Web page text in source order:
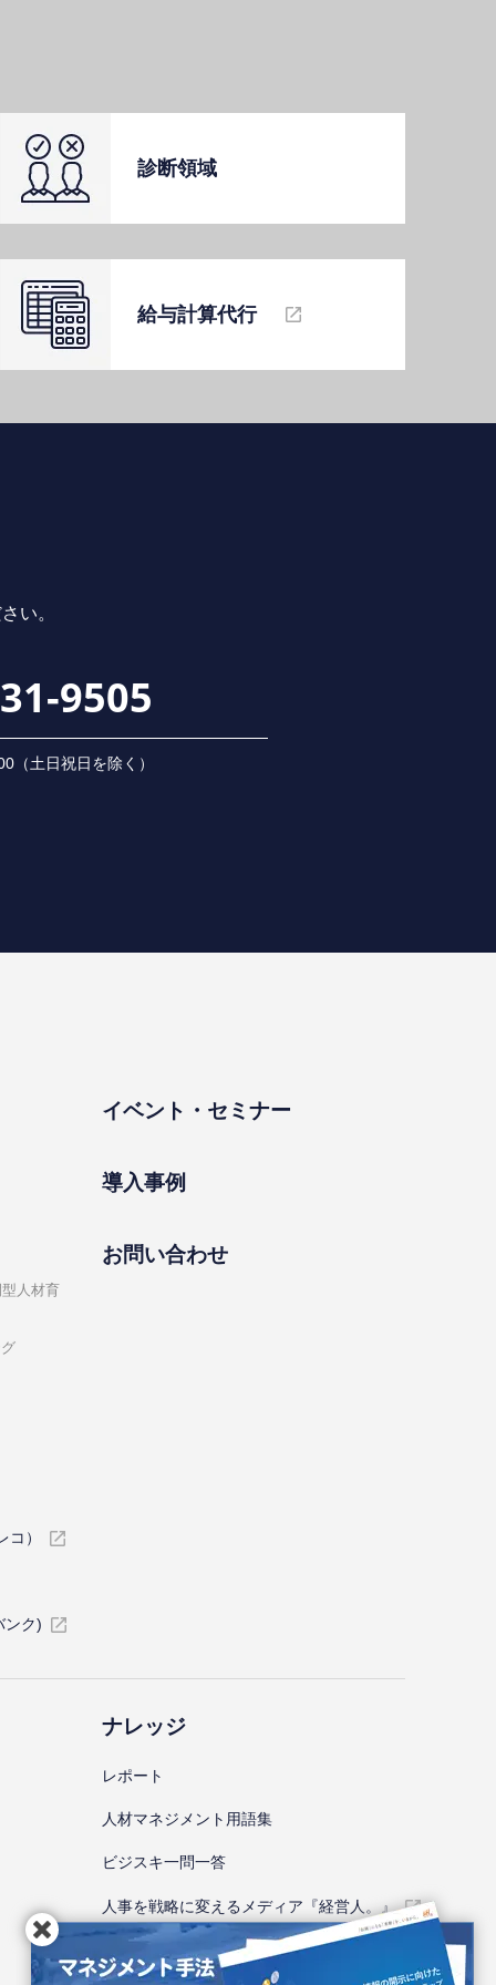
診断領域
給与計算代⾏
い。
9505
（⼟⽇祝⽇を除く）
⼈材育
）
ンク)
イベント・セミナー
導⼊事例
お問い合わせ
ナレッジ
レポート
⼈材マネジメント⽤語集
ビジスキ⼀問⼀答
人事を戦略に変えるメディア『経営人。』